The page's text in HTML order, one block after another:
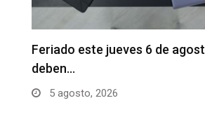
este jueves 6 de agosto: ¿cuánto
2026